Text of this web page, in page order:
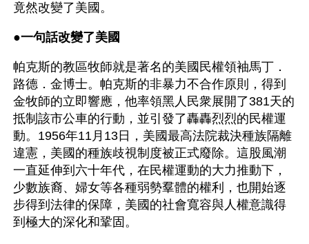
竟然改變了美國。
●一句話改變了美國
帕克斯的教區牧師就是著名的美國民權領袖馬丁．
路德．金博士。帕克斯的非暴力不合作原則，得到
金牧師的立即響應，他率領黑人民衆展開了381天的
抵制該市公車的行動，並引發了轟轟烈烈的民權運
動。1956年11月13日，美國最高法院裁決種族隔離
違憲，美國的種族歧視制度被正式廢除。這股風潮
一直延伸到六十年代，在民權運動的大力推動下，
少數族裔、婦女等各種弱勢羣體的權利，也開始逐
步得到法律的保障，美國的社會寬容與人權意識得
到極大的深化和鞏固。